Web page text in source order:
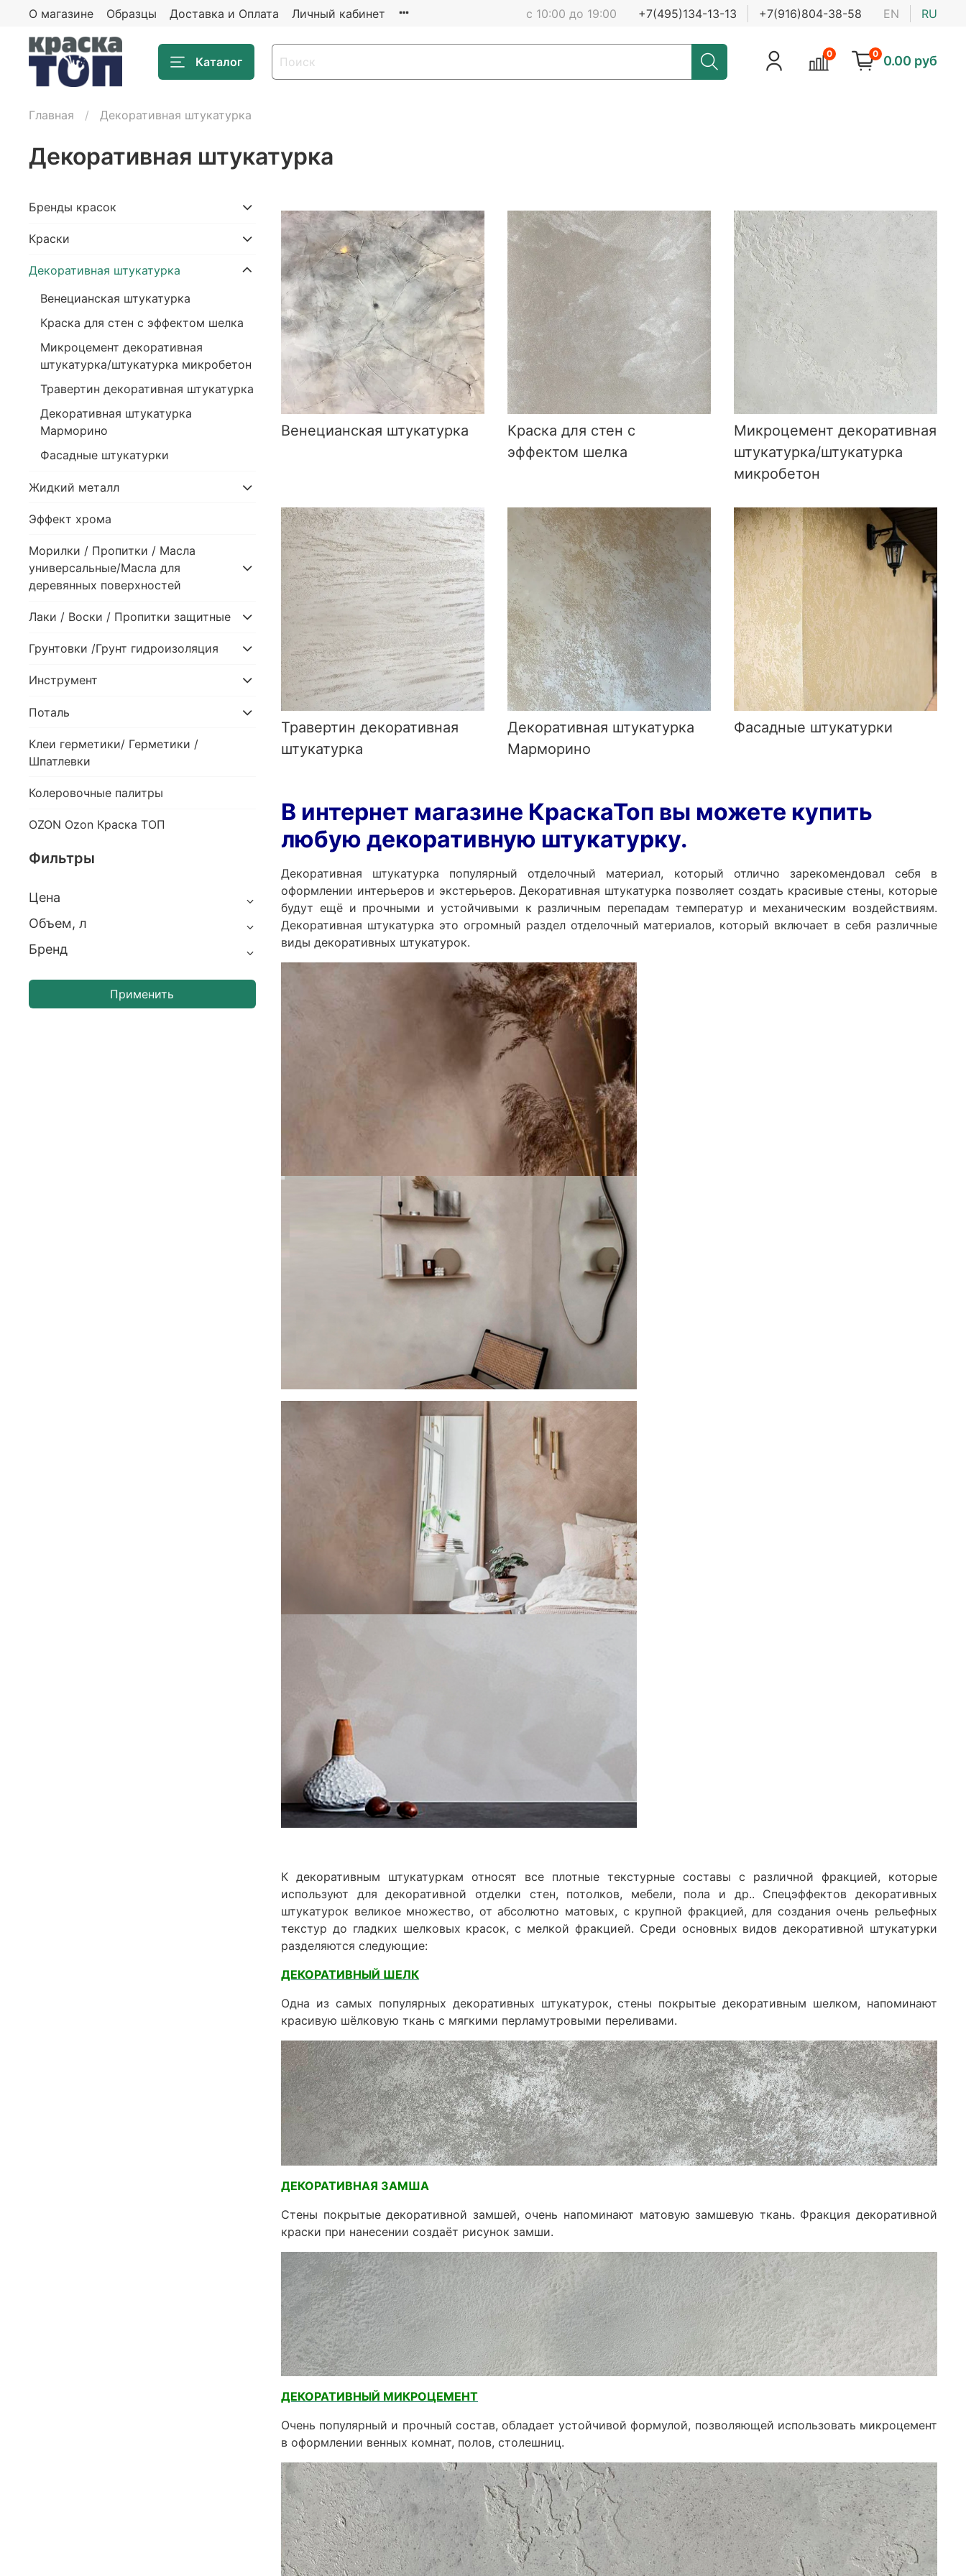
О магазине Образцы Доставка и Оплата Личный кабинет с 10:00 до 19:00 +7(495)134-13-13 +7(916)804-38-58 EN RU
Каталог
0 0 0.00 руб
Главная Декоративная штукатурка
Декоративная штукатурка
Венецианская штукатурка
Краска для стен с
эффектом шелка
Микроцемент декоративная
штукатурка/штукатурка
микробетон
Травертин декоративная
штукатурка
Декоративная штукатурка
Марморино
Фасадные штукатурки
В интернет магазине КраскаТоп вы можете купить
любую декоративную штукатурку.
Декоративная штукатурка популярный отделочный материал, который отлично зарекомендовал себя в
оформлении интерьеров и экстерьеров. Декоративная штукатурка позволяет создать красивые стены, которые
будут ещё и прочными и устойчивыми к различным перепадам температур и механическим воздействиям.
Декоративная штукатурка это огромный раздел отделочный материалов, который включает в себя различные
виды декоративных штукатурок.
К декоративным штукатуркам относят все плотные текстурные составы с различной фракцией, которые
используют для декоративной отделки стен, потолков, мебели, пола и др.. Спецэффектов декоративных
штукатурок великое множество, от абсолютно матовых, с крупной фракцией, для создания очень рельефных
текстур до гладких шелковых красок, с мелкой фракцией. Среди основных видов декоративной штукатурки
разделяются следующие:
ДЕКОРАТИВНЫЙ ШЕЛК
Одна из самых популярных декоративных штукатурок, стены покрытые декоративным шелком, напоминают
красивую шёлковую ткань с мягкими перламутровыми переливами.
ДЕКОРАТИВНАЯ ЗАМША
Стены покрытые декоративной замшей, очень напоминают матовую замшевую ткань. Фракция декоративной
краски при нанесении создаёт рисунок замши.
ДЕКОРАТИВНЫЙ МИКРОЦЕМЕНТ
Очень популярный и прочный состав, обладает устойчивой формулой, позволяющей использовать микроцемент
в оформлении венных комнат, полов, столешниц.
Бренды красок
Крaски
Декоративная штукатурка
Венецианская штукатурка
Краска для стен с эффектом шелка
Микроцемент декоративная
штукатурка/штукатурка микробетон
Травертин декоративная штукатурка
Декоративная штукатурка
Марморино
Фасадные штукатурки
Жидкий металл
Эффект хрома
Морилки / Пропитки / Масла
универсальные/Масла для
деревянных поверхностей
Лаки / Воски / Пропитки защитные
Грунтовки /Грунт гидроизоляция
Инструмент
Поталь
Клеи герметики/ Герметики /
Шпатлевки
Колеровочные палитры
OZON Ozon Краска ТОП
Фильтры
Цена
Объем, л
Бренд
Применить